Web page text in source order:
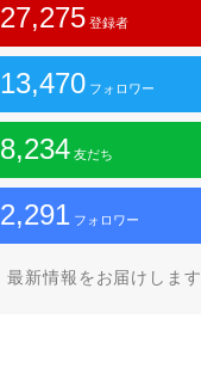
27,275 登録者
13,470 フォロワー
8,234 友だち
2,291 フォロワー
最新情報をお届けします